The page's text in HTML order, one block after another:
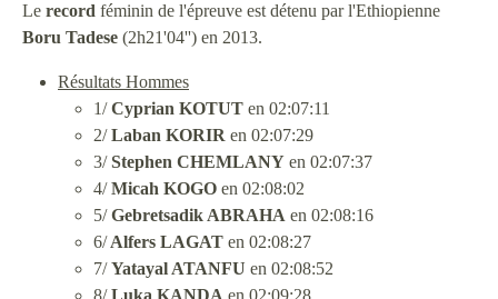
Le record féminin de l'épreuve est détenu par l'Ethiopienne
Boru Tadese (2h21'04'') en 2013.
Résultats Hommes
1/Cyprian KOTUT en 02:07:11
2/Laban KORIR en 02:07:29
3/Stephen CHEMLANY en 02:07:37
4/Micah KOGO en 02:08:02
5/Gebretsadik ABRAHA en 02:08:16
6/Alfers LAGAT en 02:08:27
7/Yatayal ATANFU en 02:08:52
8/Luka KANDA en 02:09:28